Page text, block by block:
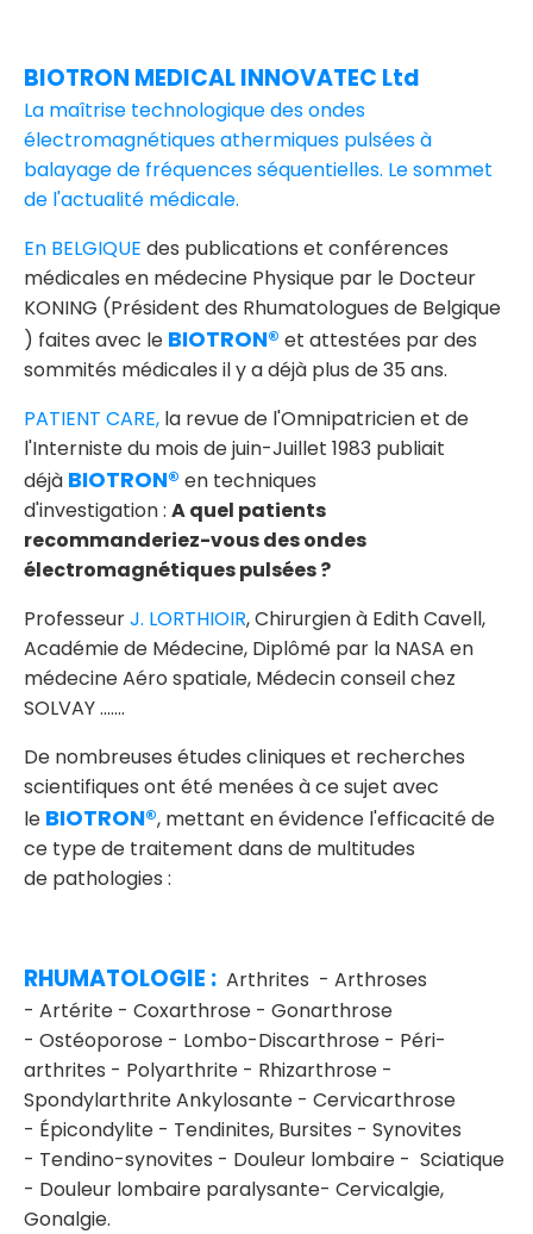
BIOTRON MEDICAL INNOVATEC Ltd
La maîtrise technologique des ondes
électromagnétiques athermiques pulsées à
balayage de fréquences séquentielles. Le sommet
de l'actualité médicale.
En BELGIQUE des publications et conférences
médicales en médecine Physique par le Docteur
KONING (Président des Rhumatologues de Belgique
) faites avec le BIOTRON® et attestées par des
sommités médicales il y a déjà plus de 35 ans.
PATIENT CARE, la revue de l'Omnipatricien et de
l'Interniste du mois de juin-Juillet 1983 publiait
déjà BIOTRON® en techniques
d'investigation : A quel patients
recommanderiez-vous des ondes
électromagnétiques pulsées ?
ProfesseurJ. LORTHIOIR, Chirurgien à Edith Cavell,
Académie de Médecine, Diplômé par la NASA en
médecine Aéro spatiale, Médecin conseil chez
SOLVAY .......
De nombreuses études cliniques et recherches
scientifiques ont été menées à ce sujet avec
le BIOTRON®, mettant en évidence l'efficacité de
ce type de traitement dans de multitudes
de pathologies :
RHUMATOLOGIE : Arthrites - Arthroses
- Artérite - Coxarthrose - Gonarthrose
- Ostéoporose - Lombo-Discarthrose - Péri-
arthrites - Polyarthrite - Rhizarthrose -
Spondylarthrite Ankylosante - Cervicarthrose
- Épicondylite - Tendinites, Bursites - Synovites
- Tendino-synovites - Douleur lombaire - Sciatique
- Douleur lombaire paralysante- Cervicalgie,
Gonalgie.